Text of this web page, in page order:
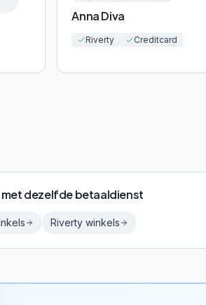
Anna Diva
Riverty Creditcard
met dezelfde betaaldienst
Riverty winkels